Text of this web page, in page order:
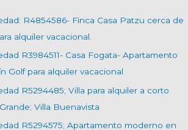
R4854586- Finca Casa Patzu cerca de
alquiler vacacional.
R3984511- Casa Fogata- Apartamento
Golf para alquiler vacacional
R5294485; Villa para alquiler a corto
Villa Buenavista
R5294575; Apartamento moderno en